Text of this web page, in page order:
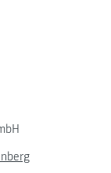
JOANNEUM Logo